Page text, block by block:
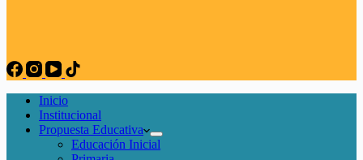
Inicio
Institucional
Propuesta Educativa
Educación Inicial